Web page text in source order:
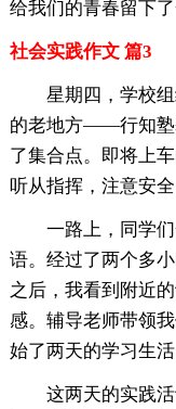
给我们的青春留下
社会实践作文 篇3
星期四，学校
的老地方——行知塾
了集合点。即将上
听从指挥，注意安
一路上，同学
语。经过了两个多
之后，我看到附近
感。辅导老师带领
始了两天的学习生活
这两天的实践